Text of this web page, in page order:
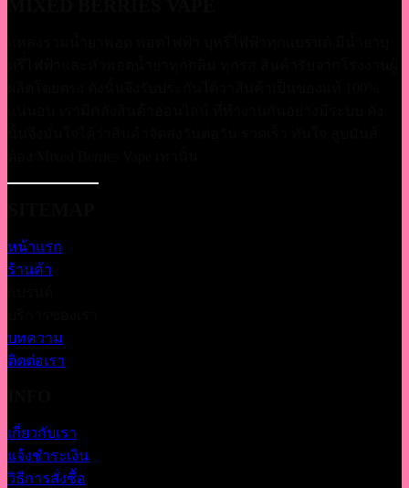
หน้าแรก
ร้านค้า
บทความ
ติดต่อเรา
เกี่ยวกับเรา
แจ้งชำระเงิน
วิธีการสั่งซื้อ